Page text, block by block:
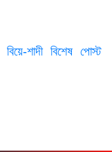
বিয়ে-শাদী বিশেষ পোস্ট